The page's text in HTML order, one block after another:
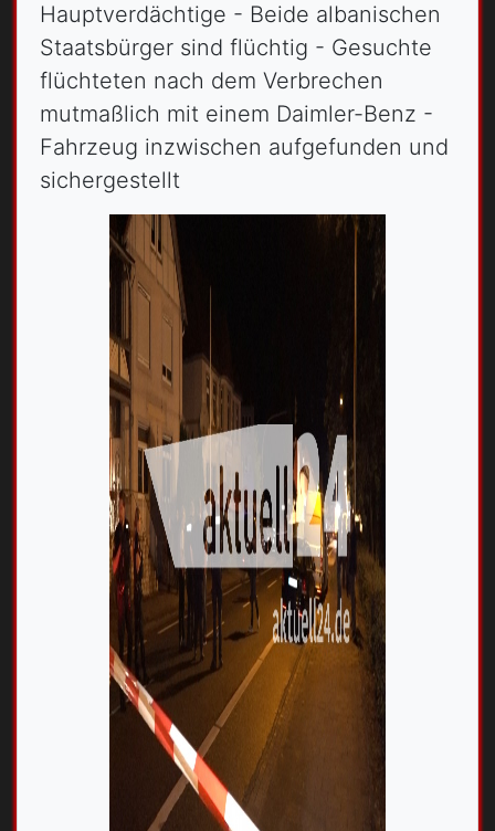
Hauptverdächtige - Beide albanischen
Staatsbürger sind flüchtig - Gesuchte
flüchteten nach dem Verbrechen
mutmaßlich mit einem Daimler-Benz -
Fahrzeug inzwischen aufgefunden und
sichergestellt